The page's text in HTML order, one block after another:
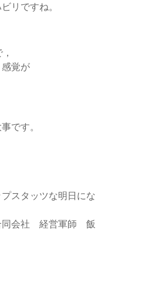
リですね。
覚が
です。
スタッツな明日にな
同会社 経営軍師 飯